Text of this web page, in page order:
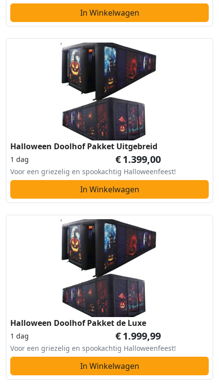
In Winkelwagen
Halloween Doolhof Pakket Uitgebreid
1 dag €1.399,00
Voor een griezelig en spookachtig Halloweenfeest!
In Winkelwagen
Halloween Doolhof Pakket de Luxe
1 dag €1.999,99
Voor een griezelig en spookachtig Halloweenfeest!
In Winkelwagen